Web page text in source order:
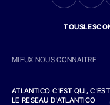
MIEUX NOUS CONNAITRE
ATLANTICO C'EST QUI,
LE RESEAU D'ATLANTICO